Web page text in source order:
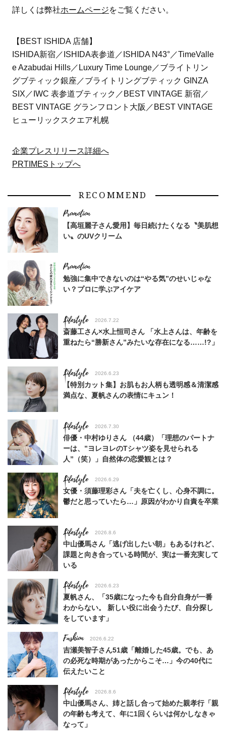
詳しくは弊社ホームページをご覧ください。
【BEST ISHIDA 店舗】
ISHIDA新宿／ISHIDA表参道／ISHIDA N43°／TimeValle
e Azabudai Hills／Luxury Time Lounge／ブライトリン
グブティック銀座／ブライトリングブティック GINZA
SIX／IWC 表参道ブティック／BEST VINTAGE 新宿／
BEST VINTAGE グランフロント大阪／BEST VINTAGE
ヒューリックスクエア札幌
企業プレスリリース詳細へ
PRTIMESトップへ
RECOMMEND
【高垣麗子さん愛用】毎日続けたくなる〝美肌想
い〟のUVクリーム
勉強に集中できないのは“やる気”のせいじゃな
い？プロに学ぶアイケア
Lifestyle 2026.7.22
斎藤工さん×水上恒司さん 「水上さんは、年齢を
重ねたら“勝新さん”みたいな存在になる……!?」
Lifestyle 2026.6.23
【特別カット集】お肌もお人柄も透明感＆清潔感
満点な、夏帆さんの表情にキュン！
Lifestyle 2026.7.30
俳優・中村ゆりさん （44歳）「理想のパートナ
ーは、”ヨレヨレのTシャツ姿を見せられる
人”（笑）」自然体の恋愛観とは？
Lifestyle 2026.6.29
女優・須藤理彩さん「夫を亡くし、心身不調に。
鬱だと思っていたら…」原因がわかり自責を卒業
Lifestyle 2026.8.6
中山優馬さん「逃げ出したい朝」もあるけれど、
課題と向き合っている時間が、実は一番充実して
いる
Lifestyle 2026.6.23
夏帆さん、「35歳になった今も自分自身が一番
わからない。 新しい役に出会うたび、自分探し
をしています」
Fashion 2026.6.22
吉瀬美智子さん51歳「離婚した45歳。でも、あ
の必死な時期があったからこそ…」今の40代に
伝えたいこと
Lifestyle 2026.8.6
中山優馬さん、姉と話し合って始めた親孝行「親
の年齢も考えて、年に1回くらいは何かしなきゃ
なって」